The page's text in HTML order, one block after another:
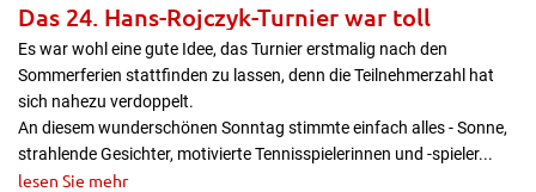
Das 24. Hans-Rojczyk-Turnier war toll
Es war wohl eine gute Idee, das Turnier erstmalig nach den
Sommerferien stattfinden zu lassen, denn die Teilnehmerzahl hat
sich nahezu verdoppelt.
An diesem wunderschönen Sonntag stimmte einfach alles - Sonne,
strahlende Gesichter, motivierte Tennisspielerinnen und -spieler...
lesen Sie mehr